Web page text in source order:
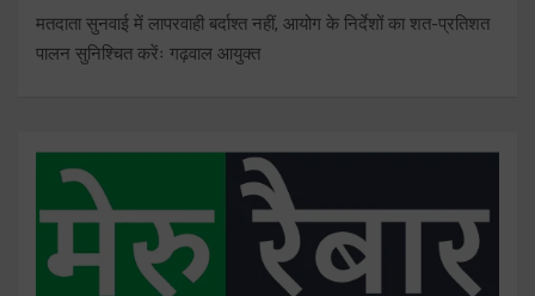
मतदाता सुनवाई में लापरवाही बर्दाश्त नहीं, आयोग के निर्देशों का शत-प्रतिशत
पालन सुनिश्चित करेंः गढ़वाल आयुक्त